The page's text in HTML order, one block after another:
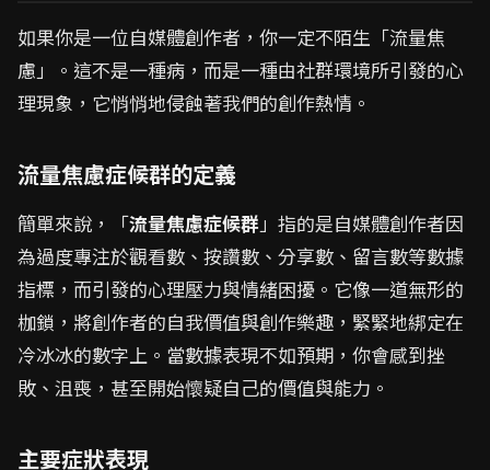
如果你是一位自媒體創作者，你一定不陌生「流量焦
慮」。這不是一種病，而是一種由社群環境所引發的心
理現象，它悄悄地侵蝕著我們的創作熱情。
流量焦慮症候群的定義
簡單來說，「流量焦慮症候群」指的是自媒體創作者因
為過度專注於觀看數、按讚數、分享數、留言數等數據
指標，而引發的心理壓力與情緒困擾。它像一道無形的
枷鎖，將創作者的自我價值與創作樂趣，緊緊地綁定在
冷冰冰的數字上。當數據表現不如預期，你會感到挫
敗、沮喪，甚至開始懷疑自己的價值與能力。
主要症狀表現